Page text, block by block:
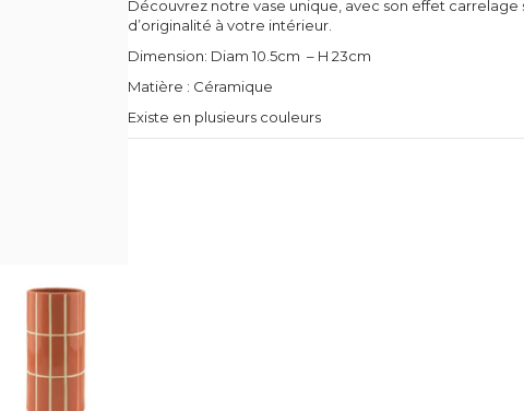
Découvrez notre vase unique, avec son effet
d’originalité à votre intérieur.
Dimension: Diam 10.5cm – H 23cm
Matière : Céramique
Existe en plusieurs couleurs